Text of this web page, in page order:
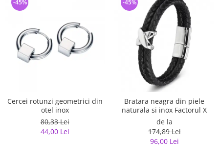
Cercei rotunzi geometrici din
otel inox
80,33 Lei
44,00 Lei
-45%
Bratara neagra din piele
naturala si inox Factorul X
de la
174,89 Lei
96,00 Lei
-45%